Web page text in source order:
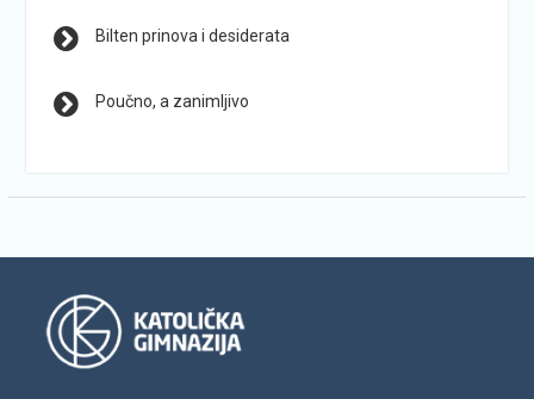
Bilten prinova i desiderata
Poučno, a zanimljivo